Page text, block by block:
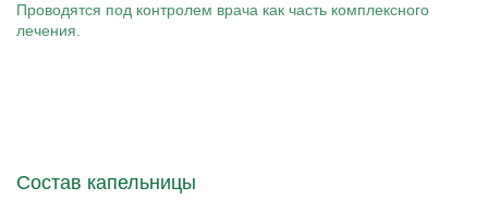
Проводятся под контролем врача как часть комплексного
лечения.
Состав капельницы